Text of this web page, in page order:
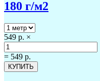
180 г/м2
549 р. ×
= 549 р.